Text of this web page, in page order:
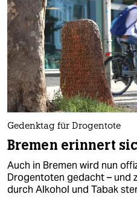
Gedenktag für Drogentote
Bremen erinnert
Auch in Bremen wird nun
Drogentoten gedacht – und
durch Alkohol und Tabak